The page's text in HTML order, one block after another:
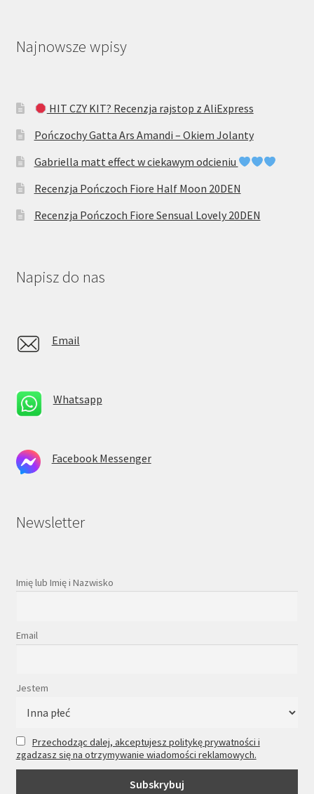
Najnowsze wpisy
HIT CZY KIT? Recenzja rajstop z AliExpress
Pończochy Gatta Ars Amandi – Okiem Jolanty
Gabriella matt effect w ciekawym odcieniu
Recenzja Pończoch Fiore Half Moon 20DEN
Recenzja Pończoch Fiore Sensual Lovely 20DEN
Napisz do nas
Email
Whatsapp
Facebook Messenger
Newsletter
Imię lub Imię i Nazwisko
Email
Jestem
Przechodząc dalej, akceptujesz politykę prywatności i
zgadzasz się na otrzymywanie wiadomości reklamowych.